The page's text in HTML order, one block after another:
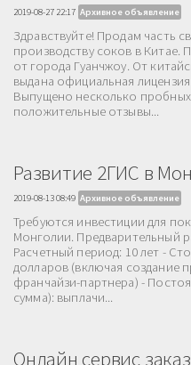
2019-08-27 22:17 Архивное объявление
Здравствуйте! Продам часть
производству соков в Китае.
от города Гуанчжоу. От
выдана официальная
Выпущено несколько
положительные отзывы...
Развитие 2ГИС в
2019-08-13 08:49 Архивное объявление
Требуются инвестиции для
Монголии. Предварительный
Расчетный период: 10 лет -
долларов (включая создание
франчайзи-партнера) -
сумма): выплачи...
Онлайн сервис